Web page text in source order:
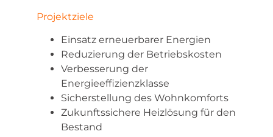
Projektziele
Einsatz erneuerbarer Energien
Reduzierung der Betriebskosten
Verbesserung der
Energieeffizienzklasse
Sicherstellung des Wohnkomforts
Zukunftssichere Heizlösung für den
Bestand